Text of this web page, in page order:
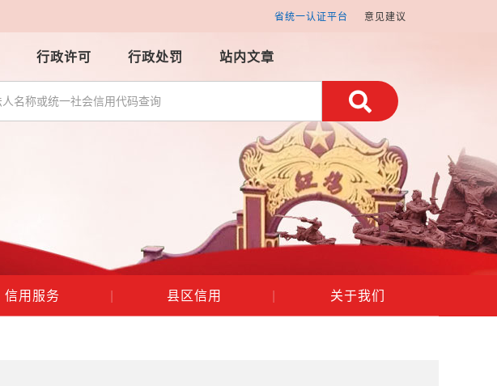
意见建议
省统一认证平台
行政许可 行政处罚 站内文章
信用服务 | 县区信用 | 关于我们